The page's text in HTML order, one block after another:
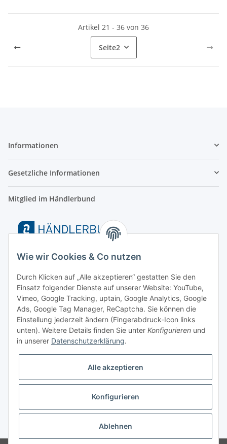
Artikel 21 - 36 von 36
Seite2
Informationen
Gesetzliche Informationen
Mitglied im Händlerbund
Versand
* Alle Preise inkl. gesetzlicher MwSt., zzgl.Versand
Wie wir Cookies & Co nutzen
Durch Klicken auf „Alle akzeptieren“ gestatten Sie den
Einsatz folgender Dienste auf unserer Website: YouTube,
Vimeo, Google Tracking, uptain, Google Analytics, Google
Ads, Google Tag Manager, ReCaptcha. Sie können die
Einstellung jederzeit ändern (Fingerabdruck-Icon links
unten). Weitere Details finden Sie unter Konfigurieren und
in unserer Datenschutzerklärung.
Alle akzeptieren
Konfigurieren
Ablehnen